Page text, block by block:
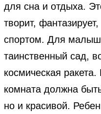
для сна и отдыха.
творит,
спортом. Для
таинственный сад,
космическая
комната должна
но и красивой.